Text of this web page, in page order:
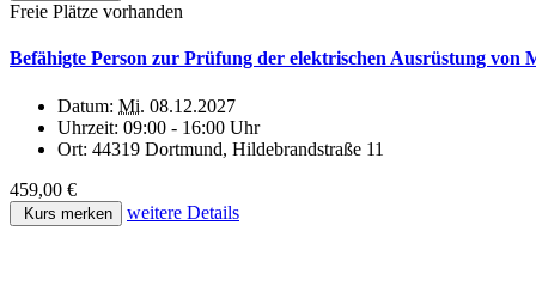
Freie Plätze vorhanden
Befähigte Person zur Prüfung der elektrischen Ausrüstung von
Datum: Mi. 08.12.2027
Uhrzeit: 09:00 - 16:00 Uhr
Ort: 44319 Dortmund, Hildebrandstraße 11
459,00 €
Kurs merken weitere Details